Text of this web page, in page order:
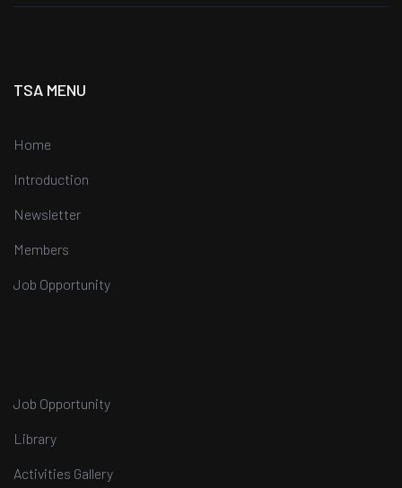
TSA MENU
Home
Introduction
Newsletter
Members
Job Opportunity
Job Opportunity
Library
Activities Gallery